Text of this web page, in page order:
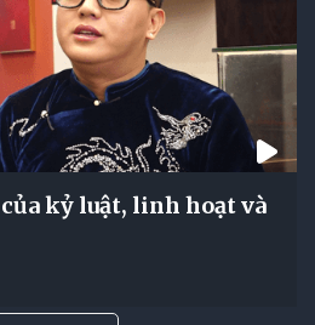
kỷ luật, linh hoạt và